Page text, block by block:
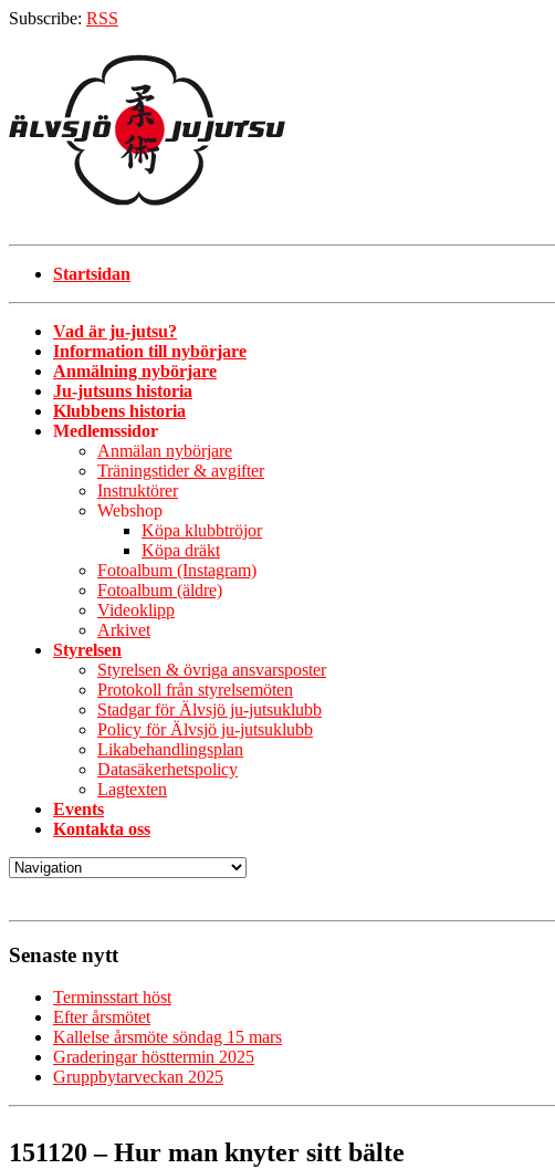
Subscribe: RSS
Startsidan
Vad är ju-jutsu?
Information till nybörjare
Anmälning nybörjare
Ju-jutsuns historia
Klubbens historia
Medlemssidor
Anmälan nybörjare
Träningstider & avgifter
Instruktörer
Webshop
Köpa klubbtröjor
Köpa dräkt
Fotoalbum (Instagram)
Fotoalbum (äldre)
Videoklipp
Arkivet
Styrelsen
Styrelsen & övriga ansvarsposter
Protokoll från styrelsemöten
Stadgar för Älvsjö ju-jutsuklubb
Policy för Älvsjö ju-jutsuklubb
Likabehandlingsplan
Datasäkerhetspolicy
Lagtexten
Events
Kontakta oss
Senaste nytt
Terminsstart höst
Efter årsmötet
Kallelse årsmöte söndag 15 mars
Graderingar hösttermin 2025
Gruppbytarveckan 2025
151120 – Hur man knyter sitt bälte